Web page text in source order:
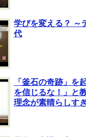
学びを変える？ ～
代
「釜石の奇跡」を
を信じるな！」と
理念が素晴らしす